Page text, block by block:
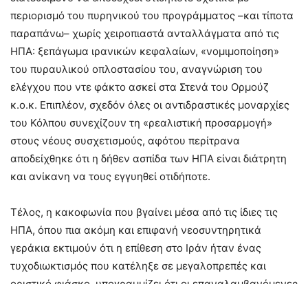
περιορισμό του πυρηνικού του προγράμματος –και τίποτα
παραπάνω– χωρίς χειροπιαστά ανταλλάγματα από τις
ΗΠΑ: ξεπάγωμα ιρανικών κεφαλαίων, «νομιμοποίηση»
του πυραυλικού οπλοστασίου του, αναγνώριση του
ελέγχου που ντε φάκτο ασκεί στα Στενά του Ορμούζ
κ.ο.κ. Επιπλέον, σχεδόν όλες οι αντιδραστικές μοναρχίες
του Κόλπου συνεχίζουν τη «ρεαλιστική προσαρμογή»
στους νέους συσχετισμούς, αφότου περίτρανα
αποδείχθηκε ότι η δήθεν ασπίδα των ΗΠΑ είναι διάτρητη
και ανίκανη να τους εγγυηθεί οτιδήποτε.
Τέλος, η κακοφωνία που βγαίνει μέσα από τις ίδιες τις
ΗΠΑ, όπου πια ακόμη και επιφανή νεοσυντηρητικά
γεράκια εκτιμούν ότι η επίθεση στο Ιράν ήταν ένας
τυχοδιωκτισμός που κατέληξε σε μεγαλοπρεπές και